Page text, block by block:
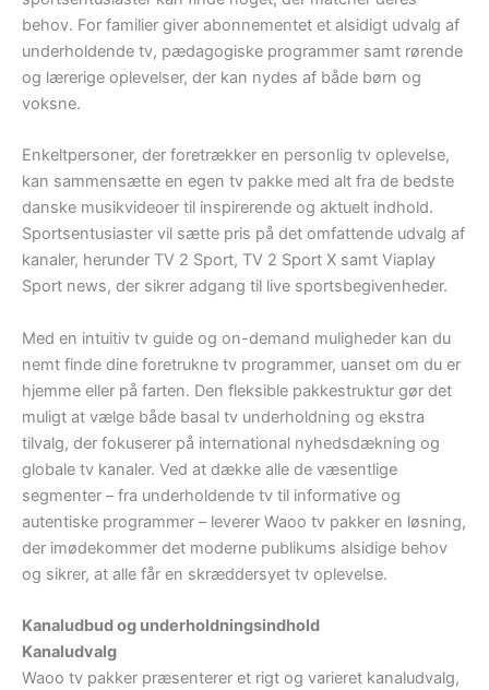
behov. For familier giver abonnementet et alsidigt udvalg af
underholdende tv, pædagogiske programmer samt rørende
og lærerige oplevelser, der kan nydes af både børn og
voksne.
Enkeltpersoner, der foretrækker en personlig tv oplevelse,
kan sammensætte en egen tv pakke med alt fra de bedste
danske musikvideoer til inspirerende og aktuelt indhold.
Sportsentusiaster vil sætte pris på det omfattende udvalg af
kanaler, herunder TV 2 Sport, TV 2 Sport X samt Viaplay
Sport news, der sikrer adgang til live sportsbegivenheder.
Med en intuitiv tv guide og on-demand muligheder kan du
nemt finde dine foretrukne tv programmer, uanset om du er
hjemme eller på farten. Den fleksible pakkestruktur gør det
muligt at vælge både basal tv underholdning og ekstra
tilvalg, der fokuserer på international nyhedsdækning og
globale tv kanaler. Ved at dække alle de væsentlige
segmenter – fra underholdende tv til informative og
autentiske programmer – leverer Waoo tv pakker en løsning,
der imødekommer det moderne publikums alsidige behov
og sikrer, at alle får en skræddersyet tv oplevelse.
Kanaludbud og underholdningsindhold
Kanaludvalg
Waoo tv pakker præsenterer et rigt og varieret kanaludvalg,